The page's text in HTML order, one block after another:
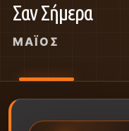
Σαν Σήμερα
ΜΆΪΟΣ